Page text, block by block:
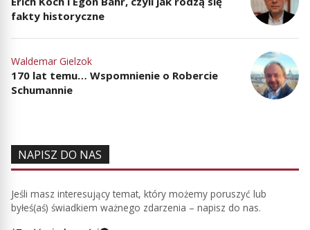
fakty historyczne
Waldemar Gielzok
170 lat temu… Wspomnienie o Robercie
Schumannie
NAPISZ DO NAS
Jeśli masz interesujący temat, który możemy poruszyć lub
byłeś(aś) świadkiem ważnego zdarzenia – napisz do nas.